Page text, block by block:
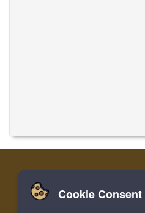
家 登录 寄存器
Cookie Consent